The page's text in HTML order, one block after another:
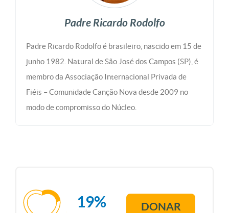
Padre Ricardo Rodolfo
Padre Ricardo Rodolfo é brasileiro, nascido em 15 de
junho 1982. Natural de São José dos Campos (SP), é
membro da Associação Internacional Privada de
Fiéis – Comunidade Canção Nova desde 2009 no
modo de compromisso do Núcleo.
19% DONAR